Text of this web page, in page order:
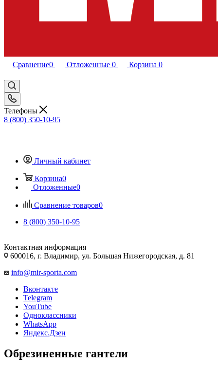
Сравнение0 Отложенные 0 Корзина 0
Телефоны
8 (800) 350-10-95
Личный кабинет
Корзина0
Отложенные0
Сравнение товаров0
8 (800) 350-10-95
Контактная информация
600016, г. Владимир, ул. Большая Нижегородская, д. 81
info@mir-sporta.com
Вконтакте
Telegram
YouTube
Одноклассники
WhatsApp
Яндекс.Дзен
Обрезиненные гантели